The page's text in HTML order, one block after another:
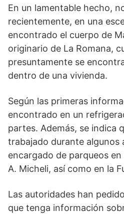
En un lamentable hecho,
recientemente, en una
encontrado el cuerpo de
originario de La Romana,
presuntamente se
dentro de una vivienda.
Según las primeras
encontrado en un
partes. Además, se indica
trabajado durante algunos
encargado de parqueos
A. Micheli, así como en la
Las autoridades han
que tenga información